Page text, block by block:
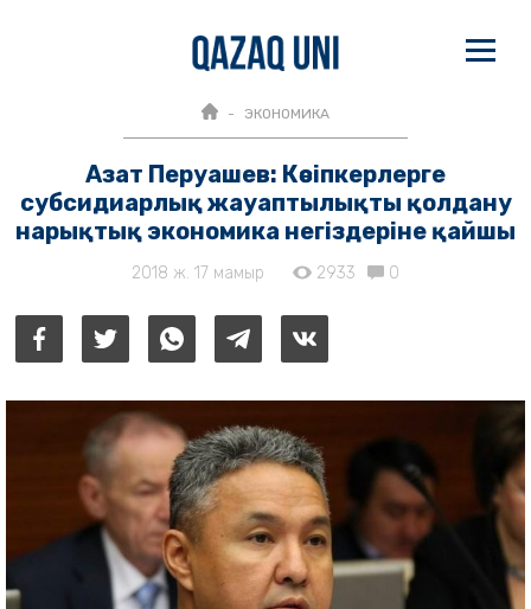
ЭКОНОМИКА
Азат Перуашев: Кәсіпкерлерге
субсидиарлық жауаптылықты қолдану
нарықтық экономика негіздеріне қайшы
2018 ж. 17 мамыр 2933 0